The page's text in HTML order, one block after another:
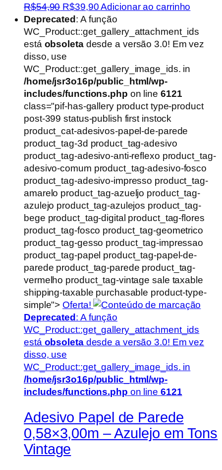
R$54,90 O
preço
original
era:
R$54,90.
R$39,90O
preço
atual
é:
Adicionar ao carrinho
Deprecated: A função
WC_Product::get_gallery_attachment_ids
está obsoletadesde a versão 3.0! Em vez
disso, use
WC_Product::get_gallery_image_ids. in
/home/jsr3o16p/public_html/wp-
includes/functions.php on line 6121
class="pif-has-gallery product type-product
post-399 status-publish first instock
product_cat-adesivos-papel-de-parede
product_tag-3d product_tag-adesivo
product_tag-adesivo-anti-reflexo product_tag-
adesivo-comum product_tag-adesivo-fosco
product_tag-adesivo-impresso product_tag-
amarelo product_tag-azueljo product_tag-
azulejo product_tag-azulejos product_tag-
bege product_tag-digital product_tag-flores
product_tag-fosco product_tag-geometrico
product_tag-gesso product_tag-impressao
product_tag-papel product_tag-papel-de-
parede product_tag-parede product_tag-
vermelho product_tag-vintage sale taxable
shipping-taxable purchasable product-type-
simple"> Oferta!
Deprecated: A função
WC_Product::get_gallery_attachment_ids
está obsoletadesde a versão 3.0! Em vez
disso, use
WC_Product::get_gallery_image_ids. in
/home/jsr3o16p/public_html/wp-
includes/functions.php on line 6121
Adesivo Papel de Parede
0,58×3,00m – Azulejo em Tons
Vintage